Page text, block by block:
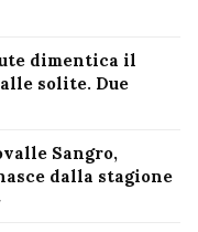
dimentica il
solite. Due
Sangro,
dalla stagione